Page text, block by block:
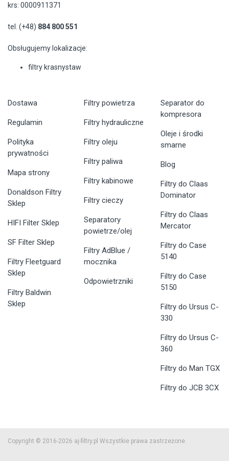
krs: 0000911371
tel. (+48) 884 800 551
Obsługujemy lokalizacje:
filtry krasnystaw
Dostawa
Regulamin
Polityka
prywatności
Mapa strony
Donaldson Filtry
Sklep
HIFI Filter Sklep
SF Filter Sklep
Filtry Fleetguard
Sklep
Filtry Baldwin
Sklep
Filtry powietrza
Filtry hydrauliczne
Filtry oleju
Filtry paliwa
Filtry kabinowe
Filtry cieczy
Separatory
powietrze/olej
Filtry AdBlue /
mocznika
Odpowietrzniki
Separator do
kompresora
Oleje i środki
smarne
Blog
Filtry do Claas
Dominator
Filtry do Claas
Mercator
Filtry do Case
5140
Filtry do Case
5150
Filtry do Ursus C-
330
Filtry do Ursus C-
360
Filtry do Man TGX
Filtry do JCB 3CX
Copyright © 2016-2026 aj-filtry.pl Wszystkie prawa zastrzeżone.